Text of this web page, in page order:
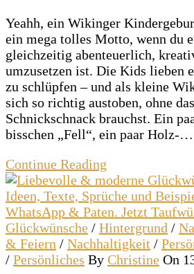
Yeahh, ein Wikinger
ein mega tolles Motto, wenn du
gleichzeitig abenteuerlich,
umzusetzen ist. Die Kids lieben
zu schlüpfen – und als kleine
sich so richtig austoben, ohne
Schnickschnack brauchst. Ein
bisschen „Fell“, ein paar Holz-…
Continue Reading
Glückwünsche / Hintergrund /
& Feiern / Nachhaltigkeit /
/ Persönliches By Christine On